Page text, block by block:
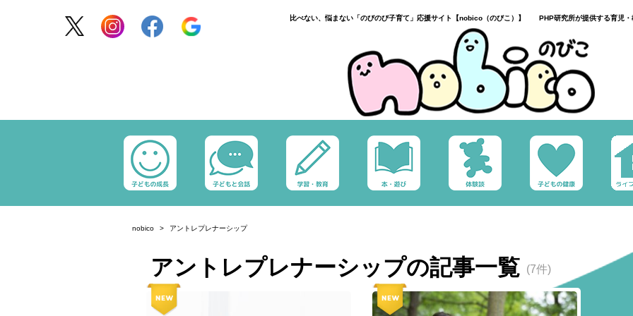
比べない、悩まない「のびのび子育て」応援サイト【nobico（のびこ）】 PHP研究所が提供する育児・
nobico アントレプレナーシップ
アントレプレナーシップの記事一覧 (7件)